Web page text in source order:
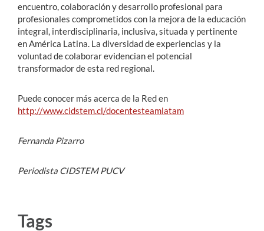
encuentro, colaboración y desarrollo profesional para
profesionales comprometidos con la mejora de la educación
integral, interdisciplinaria, inclusiva, situada y pertinente
en América Latina. La diversidad de experiencias y la
voluntad de colaborar evidencian el potencial
transformador de esta red regional.
Puede conocer más acerca de la Red en
http://www.cidstem.cl/docentesteamlatam
Fernanda Pizarro
Periodista CIDSTEM PUCV
Tags